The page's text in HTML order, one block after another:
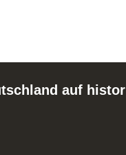
auf